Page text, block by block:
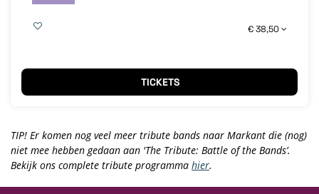
€ 38,50
TICKETS
TIP! Er komen nog veel meer tribute bands naar Markant die (nog)
niet mee hebben gedaan aan 'The Tribute: Battle of the Bands’.
Bekijk ons complete tribute programma hier.